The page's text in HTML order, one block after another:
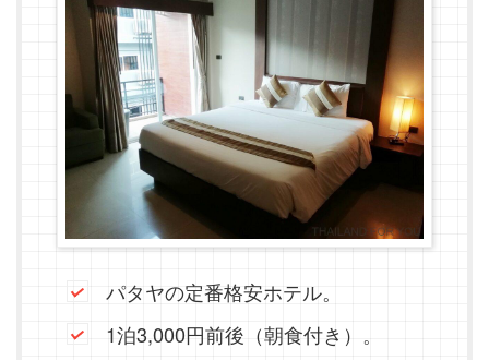
パタヤの定番格安ホテル。
1泊3,000円前後（朝食付き）。